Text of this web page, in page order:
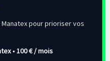
pour prioriser vos
•100 € / mois